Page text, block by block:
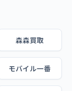
森森買取
モバイル一番